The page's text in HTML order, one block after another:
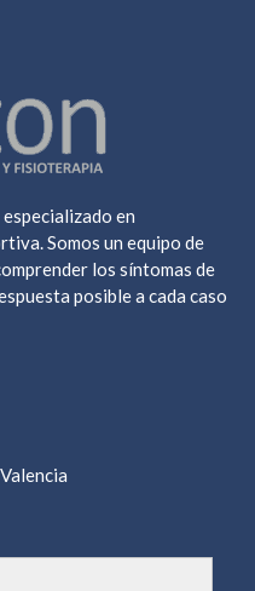
en
Somos un equipo de
los síntomas de
posible a cada caso